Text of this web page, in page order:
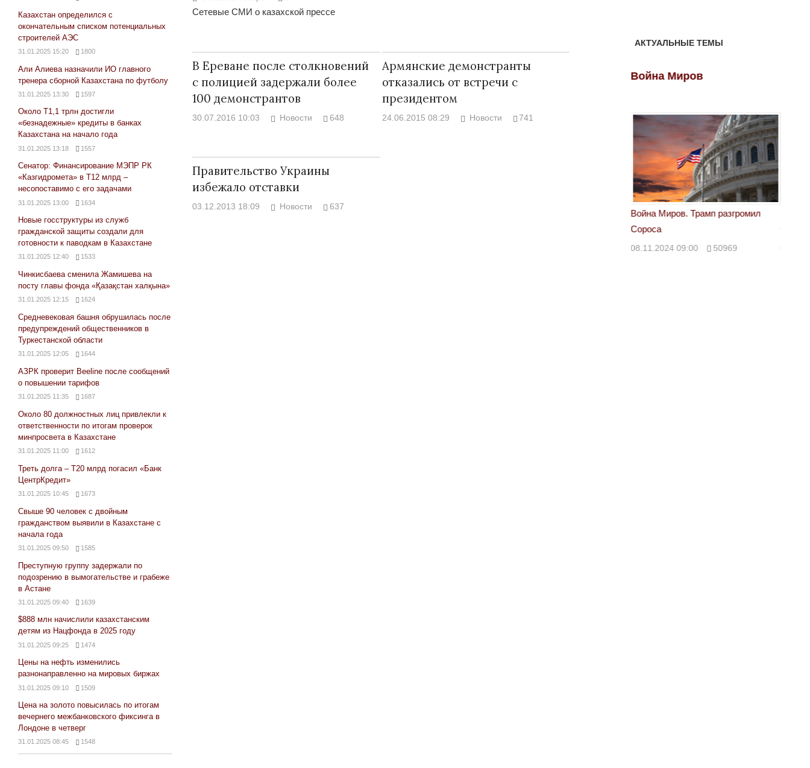
Сетевые СМИ о казахской прессе
В Ереване после столкновений
с полицией задержали более
100 демонстрантов
30.07.2016 10:03 Новости 648
Армянские демонстранты
отказались от встречи с
президентом
24.06.2015 08:29 Новости 741
Правительство Украины
избежало отставки
03.12.2013 18:09 Новости 637
Казахстан определился с
окончательным списком потенциальных
строителей АЭС
31.01.2025 15:20 1800
Али Алиева назначили ИО главного
тренера сборной Казахстана по футболу
31.01.2025 13:30 1597
Около Т1,1 трлн достигли
«безнадежные» кредиты в банках
Казахстана на начало года
31.01.2025 13:18 1557
Сенатор: Финансирование МЭПР РК
«Казгидромета» в Т12 млрд –
несопоставимо с его задачами
31.01.2025 13:00 1634
Новые госструктуры из служб
гражданской защиты создали для
готовности к паводкам в Казахстане
31.01.2025 12:40 1533
Чинкисбаева сменила Жамишева на
посту главы фонда «Қазақстан халқына»
31.01.2025 12:15 1624
Средневековая башня обрушилась после
предупреждений общественников в
Туркестанской области
31.01.2025 12:05 1644
АЗРК проверит Beeline после сообщений
о повышении тарифов
31.01.2025 11:35 1687
Около 80 должностных лиц привлекли к
ответственности по итогам проверок
минпросвета в Казахстане
31.01.2025 11:00 1612
Треть долга – Т20 млрд погасил «Банк
ЦентрКредит»
31.01.2025 10:45 1673
Свыше 90 человек с двойным
гражданством выявили в Казахстане с
начала года
31.01.2025 09:50 1585
Преступную группу задержали по
подозрению в вымогательстве и грабеже
в Астане
31.01.2025 09:40 1639
$888 млн начислили казахстанским
детям из Нацфонда в 2025 году
31.01.2025 09:25 1474
Цены на нефть изменились
разнонаправленно на мировых биржах
31.01.2025 09:10 1509
Цена на золото повысилась по итогам
вечернего межбанковского фиксинга в
Лондоне в четверг
31.01.2025 08:45 1548
АКТУАЛЬНЫЕ ТЕМЫ
Война Миров Война Миров
Война Миров. Трамп разгромил
Сороса
08.11.2024 09:00 50969